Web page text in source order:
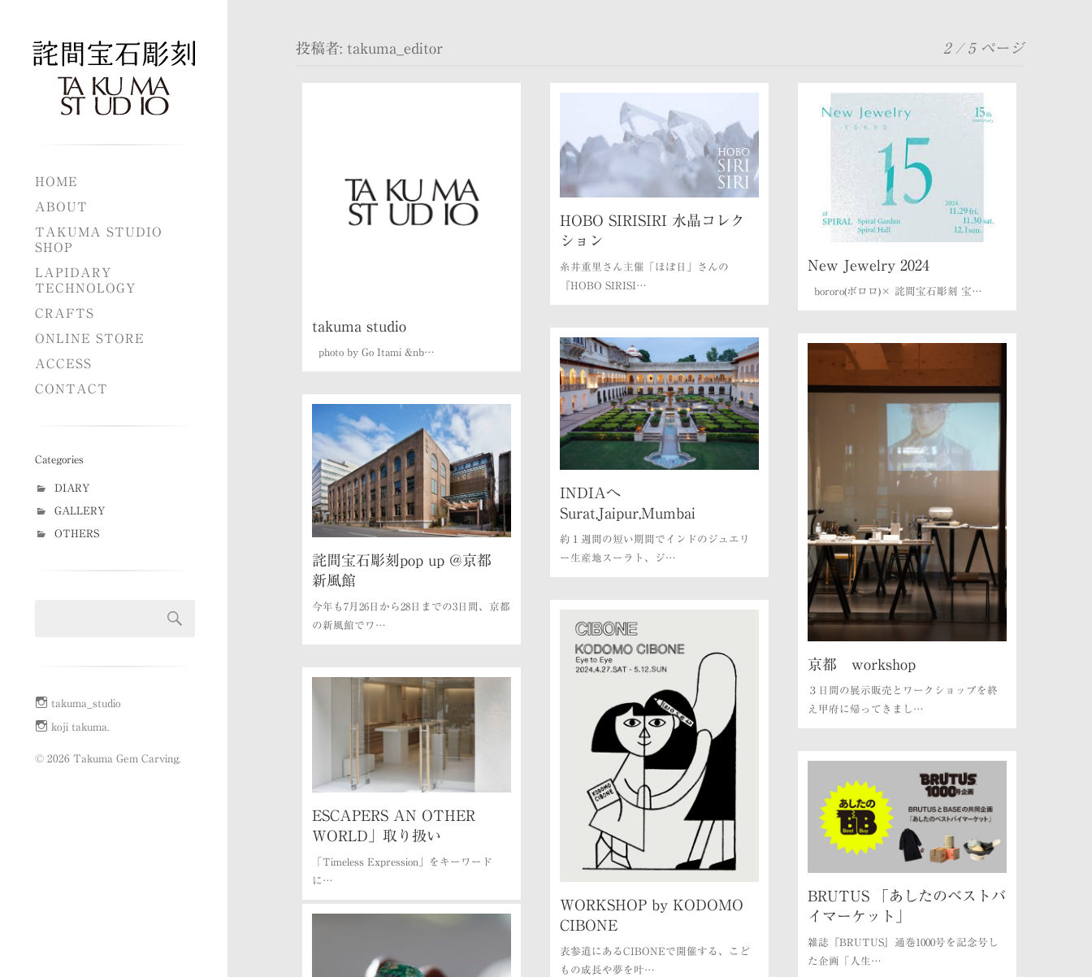
HOME
ABOUT
TAKUMA STUDIO
SHOP
LAPIDARY
TECHNOLOGY
CRAFTS
ONLINE STORE
ACCESS
CONTACT
Categories
DIARY
GALLERY
OTHERS
takuma_studio
koji takuma.
© 2026 Takuma Gem Carving.
投稿者:takuma_editor 2 / 5 ページ
takuma studio
photo by Go Itami &nb…
HOBO SIRISIRI 水晶コレク
ション
糸井重里さん主催「ほぼ日」さんの
『HOBO SIRISI…
New Jewelry 2024
bororo(ボロロ)× 詫間宝石彫刻 宝…
INDIAへ
Surat,Jaipur,Mumbai
約１週間の短い期間でインドのジュエリ
ー生産地スーラト、ジ…
京都 workshop
３日間の展示販売とワークショップを終
え甲府に帰ってきまし…
詫間宝石彫刻pop up @京都
新風館
今年も7月26日から28日までの3日間、京都
の新風館でワ…
WORKSHOP by KODOMO
CIBONE
表参道にあるCIBONEで開催する、こど
もの成長や夢を叶…
ESCAPERS AN OTHER
WORLD」取り扱い
「Timeless Expression」をキーワード
に…
BRUTUS 「あしたのベストバ
イマーケット」
雑誌『BRUTUS』通巻1000号を記念号し
た企画「人生…